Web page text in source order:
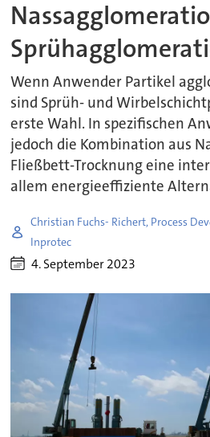
Wenn Anwender Partikel
sind Sprüh- und
erste Wahl. In spezifischen
jedoch die Kombination aus
Fließbett-Trocknung eine
allem energieeffiziente
Christian Fuchs- Richert, Process
Inprotec
4. September 2023